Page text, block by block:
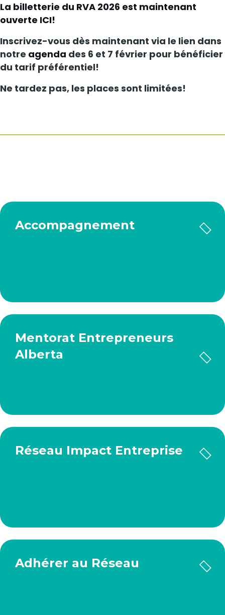
La billetterie du RVA 2026 est maintenant
ouverte ICI!
Inscrivez-vous dès maintenant via le lien dans
notre agenda des 6 et 7 février pour bénéficier
du tarif préférentiel!
Ne tardez pas, les places sont limitées!
Accompagnement
Mentorat Entrepreneurs
Alberta
Réseau Impact Entreprise
Adhérer au Réseau